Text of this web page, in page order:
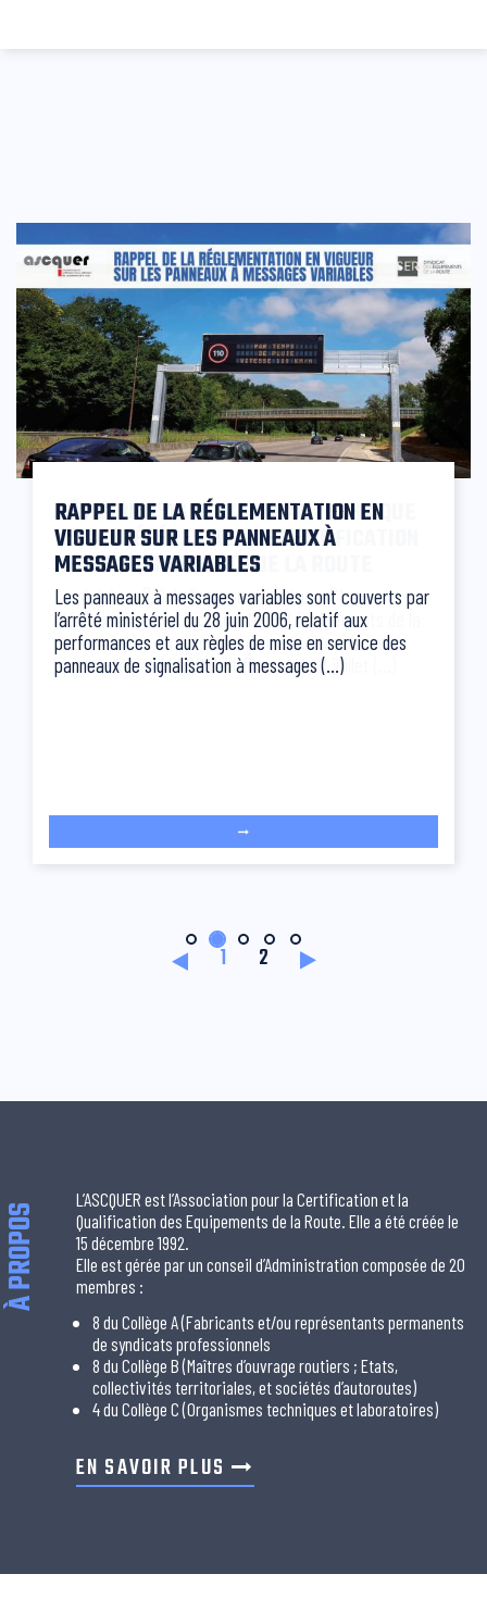
RAPPEL DE LA RÉGLEMENTATION EN
VIGUEUR SUR LES PANNEAUX À
MESSAGES VARIABLES
Les panneaux à messages variables sont couverts par
l’arrêté ministériel du 28 juin 2006, relatif aux
performances et aux règles de mise en service des
panneaux de signalisation à messages (...)
1 2
À PROPOS
L’ASCQUER est l’Association pour la Certification et la
Qualification des Equipements de la Route. Elle a été créée le
15 décembre 1992.
Elle est gérée par un conseil d’Administration composée de 20
membres :
8 du Collège A (Fabricants et/ou représentants permanents
de syndicats professionnels
8 du Collège B (Maîtres d’ouvrage routiers ; Etats,
collectivités territoriales, et sociétés d’autoroutes)
4 du Collège C (Organismes techniques et laboratoires)
EN SAVOIR PLUS